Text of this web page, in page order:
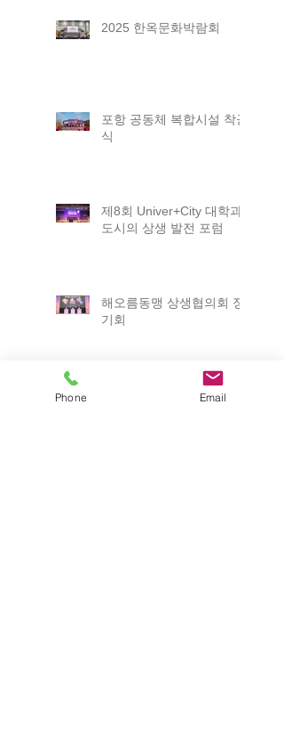
2025 한옥문화박람회
포항 공동체 복합시설 착공
식
제8회 Univer+City 대학과
도시의 상생 발전 포럼
해오름동맹 상생협의회 정
기회
Phone Email